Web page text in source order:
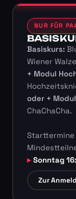
NUR FÜR
Basiskurs:
Wiener
+ Modul
oder +
ChaChaCha.
Starttermine
Sonntag
Zur